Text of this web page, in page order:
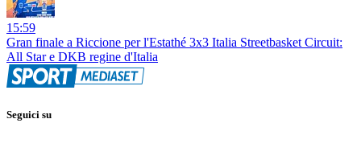
15:59
Gran finale a Riccione per l'Estathé 3x3 Italia Streetbasket Circuit:
All Star e DKB regine d'Italia
Seguici su